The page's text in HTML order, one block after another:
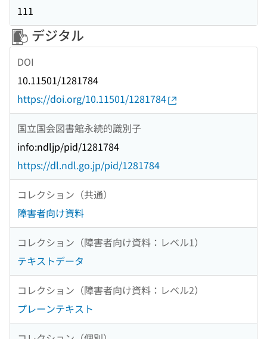
111
デジタル
DOI
10.11501/1281784
https://doi.org/10.11501/1281784
国立国会図書館永続的識別子
info:ndljp/pid/1281784
https://dl.ndl.go.jp/pid/1281784
コレクション（共通）
障害者向け資料
コレクション（障害者向け資料：レベル1）
テキストデータ
コレクション（障害者向け資料：レベル2）
プレーンテキスト